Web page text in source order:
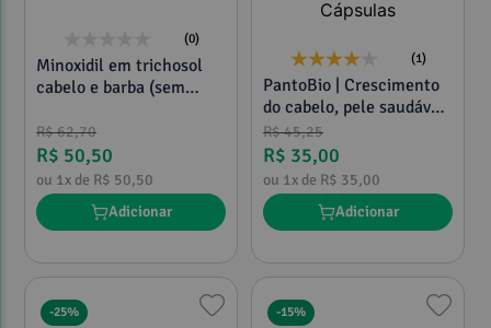
(0)
Minoxidil em trichosol
cabelo e barba (sem
R$62,70
R$ 50,50
ou 1x de R$ 50,50
Adicionar
(1)
PantoBio | Crescimento
do cabelo, pele saudável
e unhas fortes 60
Cápsulas
R$45,25
R$ 35,00
ou 1x de R$ 35,00
Adicionar
-25% -15%